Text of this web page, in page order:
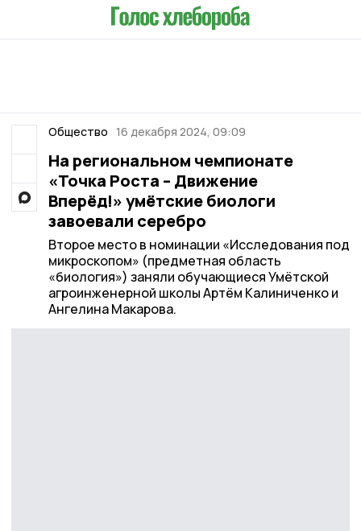
Общество 16 декабря 2024, 09:09
На региональном чемпионате
«Точка Роста – Движение
Вперёд!» умётские биологи
завоевали серебро
Второе место в номинации «Исследования под
микроскопом» (предметная область
«биология») заняли обучающиеся Умётской
агроинженерной школы Артём Калиниченко и
Ангелина Макарова.